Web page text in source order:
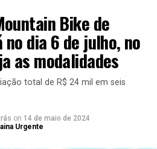
Bike de
dia 6 de julho, no
as modalidades
total de R$ 24 mil em seis
on 14 de maio de 2024
Urgente